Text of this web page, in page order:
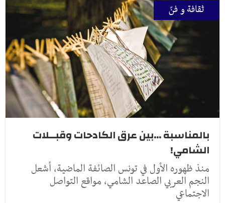
ثقافة و فنّ
بالمناسبة ...بين عرق الكادحات وقبــلات
الشامي!
منذ ظهوره الأول في تونس الصائفة الماضية، أشعل
النجم العربي الصاعد الشامي، مواقع التواصل
الاجتماعي